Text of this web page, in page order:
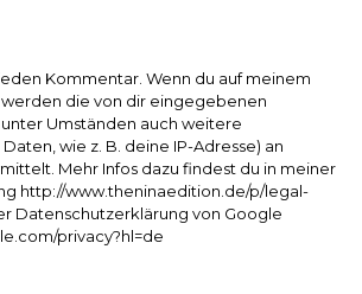
Kommentar. Wenn du auf meinem
die von dir eingegebenen
Umständen auch weitere
wie z. B. deine IP-Adresse) an
Mehr Infos dazu findest du in meiner
http://www.theninaedition.de/p/legal-
Datenschutzerklärung von Google
privacy?hl=de